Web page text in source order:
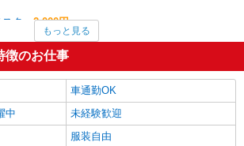
ター 2,000円
ォトグラファー
1,866円
給を見る
もっと見る
徴のお仕事
車通勤OK
中
未経験歓迎
服装自由